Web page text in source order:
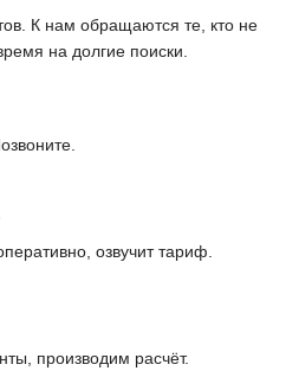
К нам обращаются те, кто не
на долгие поиски.
озвучит тариф.
производим расчёт.